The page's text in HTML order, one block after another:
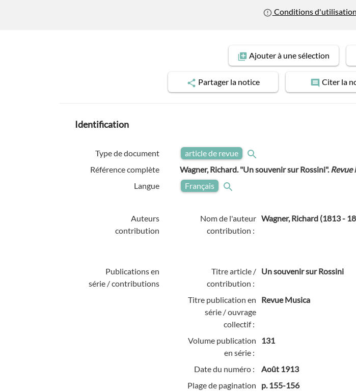
Conditions
Ajouterà une sélection
Partagerla notice Citer la
Identification
Type de document
article de revue
Référence complète
Wagner, Richard. "Un souvenir sur Rossini".Revue
Langue
Français
Auteurs
contribution
Nom de l'auteur
contribution :
Wagner, Richard (1813 -
Publications en
série / contributions
Titre article /
contribution :
Un souvenir sur Rossini
Titre publication en
série / ouvrage
collectif :
Revue Musica
Volume publication
en série :
131
Date du numéro :
Août 1913
Plage de pagination
p. 155-156